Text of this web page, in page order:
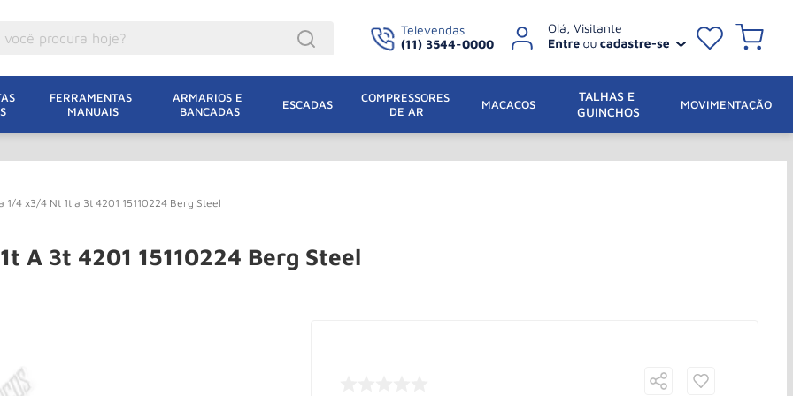
Televendas
(11) 3544-0000
FERRAMENTAS
MANUAIS
ARMARIOS E
BANCADAS
ESCADAS
COMPRESSORES
DE AR
MACACOS
TALHAS E
GUINCHOS
MOVIMENTAÇÃO
1/4 x3/4 Nt 1t a 3t 4201 15110224 Berg Steel
A 3t 4201 15110224 Berg Steel
Eletrica